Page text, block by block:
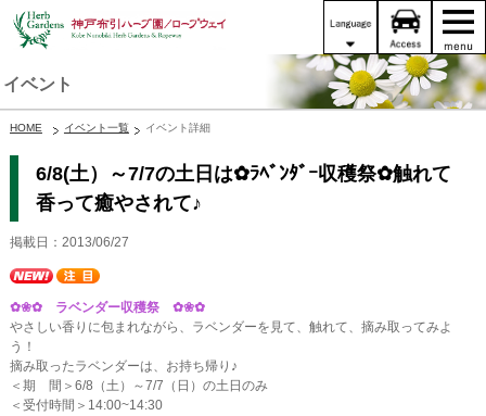
イベント
HOME イベント一覧 イベント詳細
6/8(土）～7/7の土日は✿ﾗﾍﾞﾝﾀﾞｰ収穫祭✿触れて
香って癒やされて♪
掲載日：2013/06/27
✿❀✿ ラベンダー収穫祭 ✿❀✿
やさしい香りに包まれながら、ラベンダーを見て、触れて、摘み取ってみよ
う！
摘み取ったラベンダーは、お持ち帰り♪
＜期 間＞6/8（土）～7/7（日）の土日のみ
＜受付時間＞14:00~14:30